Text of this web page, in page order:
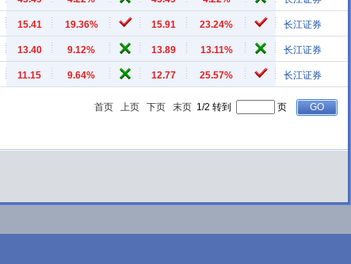
15.41 19.36% 15.91 23.24% 长江证券
13.40 9.12% 13.89 13.11% 长江证券
11.15 9.64% 12.77 25.57% 长江证券
首页 上页 下页 末页 1/2 转到 页